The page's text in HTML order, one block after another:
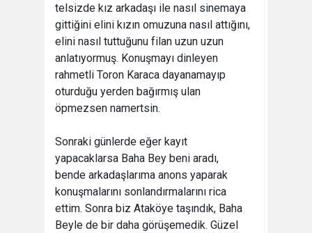
telsizde kız arkadaşı ile nasıl sinemaya
gittiğini elini kızın omuzuna nasıl attığını,
elini nasıl tuttuğunu filan uzun uzun
anlatıyormuş. Konuşmayı dinleyen
rahmetli Toron Karaca dayanamayıp
oturduğu yerden bağırmış ulan
öpmezsen namertsin.
Sonraki günlerde eğer kayıt
yapacaklarsa Baha Bey beni aradı,
bende arkadaşlarıma anons yaparak
konuşmalarını sonlandırmalarını rica
ettim. Sonra biz Ataköye taşındık, Baha
Beyle de bir daha görüşemedik. Güzel